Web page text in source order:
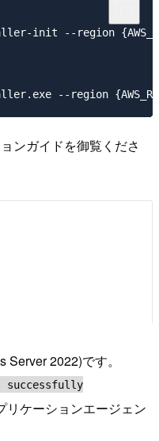
--region
ンガイドを御覧くださ
2022)です。
successfully
リケーションエージェン